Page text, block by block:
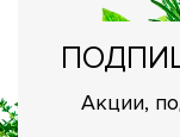
Акции,